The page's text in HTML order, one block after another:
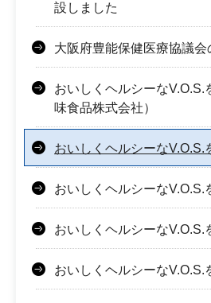
設しました
大阪府豊能保健医療協議会
おいしくヘルシーなV.O.S.
味食品株式会社）
おいしくヘルシーなV.O.S.
おいしくヘルシーなV.O.S.
おいしくヘルシーなV.O.S.
おいしくヘルシーなV.O.S.